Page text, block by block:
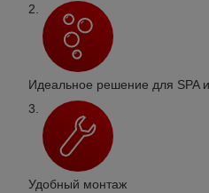
Идеальное решение для SPA
Удобный монтаж